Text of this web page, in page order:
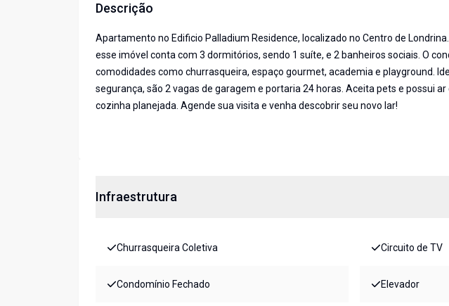
Descrição
Apartamento no Edificio Palladium Residence, localizado no Centro de
esse imóvel conta com 3 dormitórios, sendo 1 suíte, e 2 banheiros sociais. O
comodidades como churrasqueira, espaço gourmet, academia e playground.
segurança, são 2 vagas de garagem e portaria 24 horas. Aceita pets e possui
cozinha planejada. Agende sua visita e venha descobrir seu novo lar!
Infraestrutura
Churrasqueira Coletiva Circuito de TV
Condomínio Fechado Elevador